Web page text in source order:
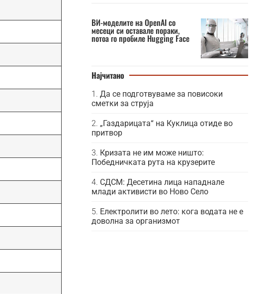
ВИ-моделите на OpenAI со
месеци си оставале пораки,
потоа го пробиле Hugging Face
Најчитано
Да се подготвуваме за повисоки
сметки за струја
„Газдарицата“ на Куклица отиде во
притвор
Кризата не им може ништо:
Победничката рута на крузерите
СДСМ: Десетина лица нападнале
млади активисти во Ново Село
Електролити во лето: кога водата не е
доволна за организмот